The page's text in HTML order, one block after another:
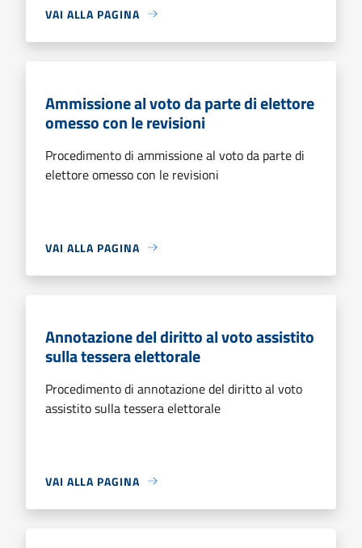
VAI ALLA PAGINA
Ammissione al voto da parte di elettore
omesso con le revisioni
Procedimento di ammissione al voto da parte di
elettore omesso con le revisioni
VAI ALLA PAGINA
Annotazione del diritto al voto assistito
sulla tessera elettorale
Procedimento di annotazione del diritto al voto
assistito sulla tessera elettorale
VAI ALLA PAGINA